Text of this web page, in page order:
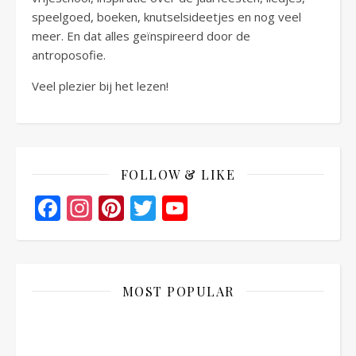
speelgoed, boeken, knutselsideetjes en nog veel
meer. En dat alles geïnspireerd door de
antroposofie.
Veel plezier bij het lezen!
FOLLOW & LIKE
Facebook
Instagram
Pinterest
Twitter
Channel
MOST POPULAR